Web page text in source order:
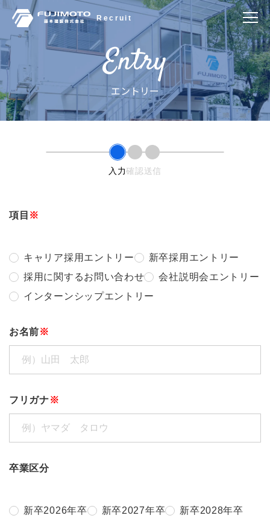
Entry
エントリー
入力確認送信
項目 ※
キャリア採用エントリー
新卒採用エントリー
採用に関するお問い合わせ
会社説明会エントリー
インターンシップエントリー
お名前※
フリガナ※
卒業区分
新卒2026年卒 新卒2027年卒
新卒2028年卒